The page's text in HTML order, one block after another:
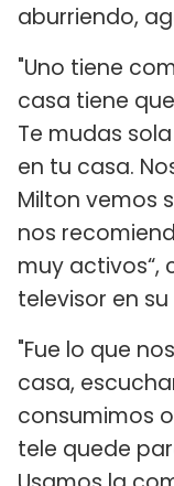
aburriendo,
"Uno tiene
casa tiene
Te mudas
en tu casa.
Milton vemos
nos
muy activos“,
televisor en
"Fue lo que
casa,
consumimos
tele quede